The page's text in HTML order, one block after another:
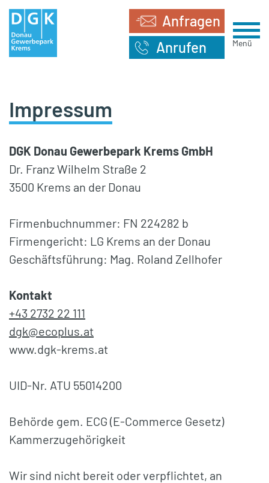
Anfragen
Anrufen
Menü
Impressum
DGK Donau Gewerbepark Krems GmbH
Dr. Franz Wilhelm Straße 2
3500 Krems an der Donau
Firmenbuchnummer: FN 224282 b
Firmengericht: LG Krems an der Donau
Geschäftsführung: Mag. Roland Zellhofer
Kontakt
+43 2732 22 111
dgk@ecoplus.at
www.dgk-krems.at
UID-Nr. ATU 55014200
Behörde gem. ECG (E-Commerce Gesetz)
Kammerzugehörigkeit
Wir sind nicht bereit oder verpflichtet, an